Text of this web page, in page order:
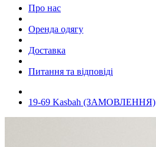
Про нас
Оренда одягу
Доставка
Питання та відповіді
19-69 Kasbah (ЗАМОВЛЕННЯ)